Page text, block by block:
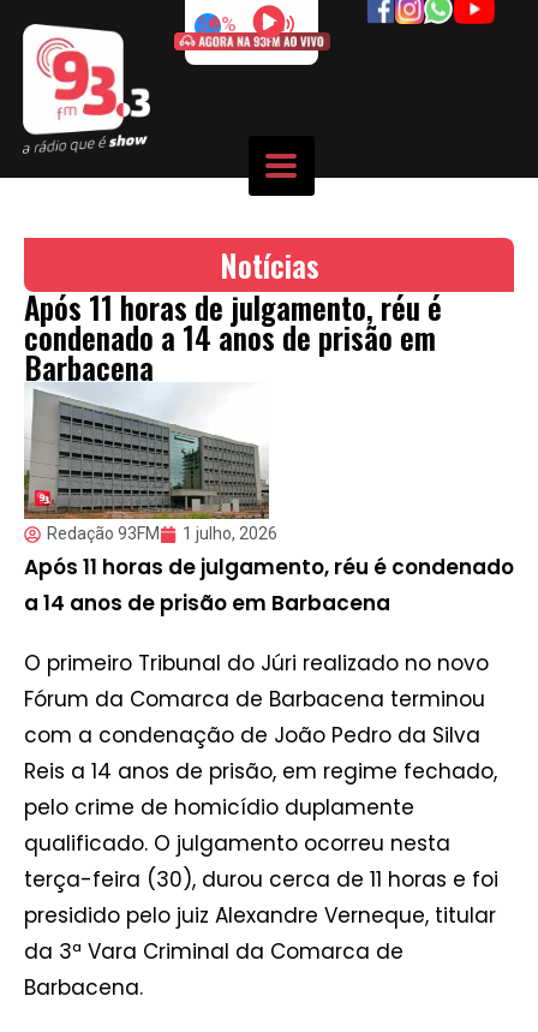
50%
Notícias
Após 11 horas de julgamento, réu é
condenado a 14 anos de prisão em
Barbacena
Redação 93FM 1 julho, 2026
Após 11 horas de julgamento, réu é condenado
a 14 anos de prisão em Barbacena
O primeiro Tribunal do Júri realizado no novo
Fórum da Comarca de Barbacena terminou
com a condenação de João Pedro da Silva
Reis a 14 anos de prisão, em regime fechado,
pelo crime de homicídio duplamente
qualificado. O julgamento ocorreu nesta
terça-feira (30), durou cerca de 11 horas e foi
presidido pelo juiz Alexandre Verneque, titular
da 3ª Vara Criminal da Comarca de
Barbacena.